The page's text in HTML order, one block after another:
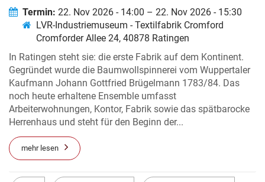
Termin: 22. Nov 2026 - 14:00 – 22. Nov 2026 - 15:30
LVR-Industriemuseum - Textilfabrik Cromford
Cromforder Allee 24, 40878 Ratingen
In Ratingen steht sie: die erste Fabrik auf dem Kontinent.
Gegründet wurde die Baumwollspinnerei vom Wuppertaler
Kaufmann Johann Gottfried Brügelmann 1783/84. Das
noch heute erhaltene Ensemble umfasst
Arbeiterwohnungen, Kontor, Fabrik sowie das spätbarocke
Herrenhaus und steht für den Beginn der...
mehr lesen